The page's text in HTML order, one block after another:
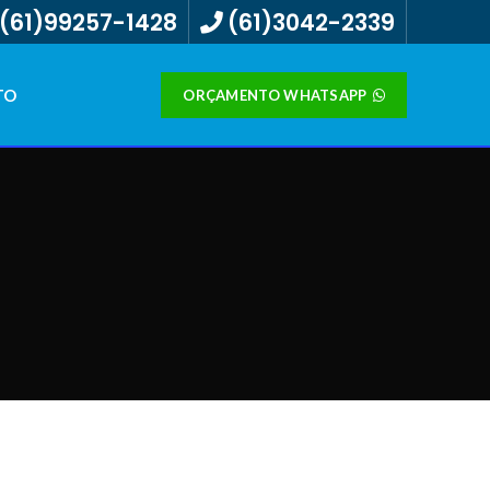
(61)99257-1428 (61)3042-2339
ORÇAMENTO WHATSAPP